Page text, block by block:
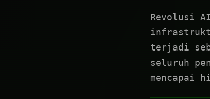
Revolusi
terjadi
seluruh
mencapai